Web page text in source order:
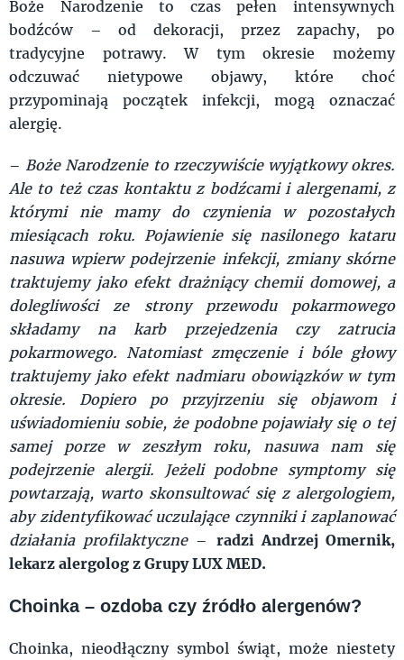
Boże Narodzenie to czas pełen intensywnych
bodźców – od dekoracji, przez zapachy, po
tradycyjne potrawy. W tym okresie możemy
odczuwać nietypowe objawy, które choć
przypominają początek infekcji, mogą oznaczać
alergię.
– Boże Narodzenie to rzeczywiście wyjątkowy okres.
Ale to też czas kontaktu z bodźcami i alergenami, z
którymi nie mamy do czynienia w pozostałych
miesiącach roku. Pojawienie się nasilonego kataru
nasuwa wpierw podejrzenie infekcji, zmiany skórne
traktujemy jako efekt drażniący chemii domowej, a
dolegliwości ze strony przewodu pokarmowego
składamy na karb przejedzenia czy zatrucia
pokarmowego. Natomiast zmęczenie i bóle głowy
traktujemy jako efekt nadmiaru obowiązków w tym
okresie. Dopiero po przyjrzeniu się objawom i
uświadomieniu sobie, że podobne pojawiały się o tej
samej porze w zeszłym roku, nasuwa nam się
podejrzenie alergii. Jeżeli podobne symptomy się
powtarzają, warto skonsultować się z alergologiem,
aby zidentyfikować uczulające czynniki i zaplanować
działania profilaktyczne– radzi Andrzej Omernik,
lekarz alergolog z Grupy LUX MED.
Choinka – ozdoba czy źródło alergenów?
Choinka, nieodłączny symbol świąt, może niestety